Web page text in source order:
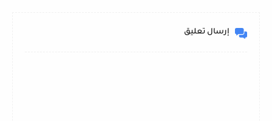
إرسال تعليق